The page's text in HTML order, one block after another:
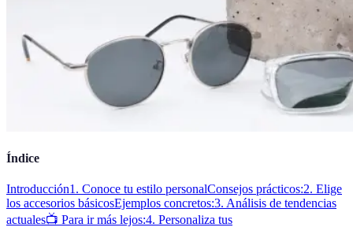
Índice
Introducción1. Conoce tu estilo personalConsejos prácticos:2. Elige
los accesorios básicosEjemplos concretos:3. Análisis de tendencias
actuales📺 Para ir más lejos:4. Personaliza tus